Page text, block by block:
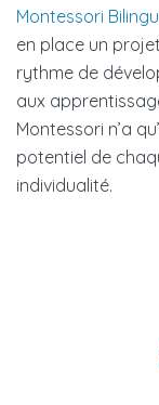
Montessori
en place un
rythme de
aux
Montessori n’a
potentiel de
individualité.